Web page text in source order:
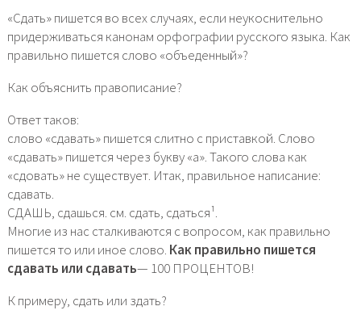
«Сдать» пишется во всех случаях, если неукоснительно
придерживаться канонам орфографии русского языка. Как
правильно пишется слово «объеденный»?
Как объяснить правописание?
Ответ таков:
слово «сдавать» пишется слитно с приставкой. Слово
«сдавать» пишется через букву «а». Такого слова как
«сдовать» не существует. Итак, правильное написание:
сдавать.
СДАШЬ, сдашься. см. сдать, сдаться¹.
Многие из нас сталкиваются с вопросом, как правильно
пишется то или иное слово. Как правильно пишется
сдавать или сдавать— 100 ПРОЦЕНТОВ!
К примеру, сдать или здать?